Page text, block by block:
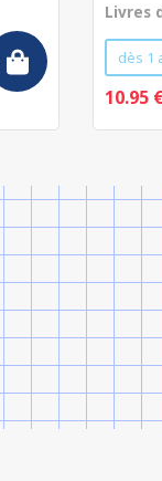
Livres
dès 1
10.95